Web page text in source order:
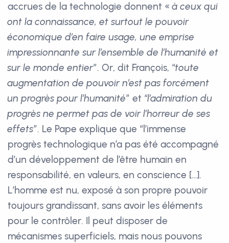
accrues de la technologie donnent «à ceux qui
ont la connaissance, et surtout le pouvoir
économique d’en faire usage, une emprise
impressionnante sur l’ensemble de l’humanité et
sur le monde entier”. Or, dit François, “toute
augmentation de pouvoir n’est pas forcément
un progrès pour l’humanité” et “l’admiration du
progrès ne permet pas de voir l’horreur de ses
effets”. Le Pape explique que “l’immense
progrès technologique n’a pas été accompagné
d’un développement de l’être humain en
responsabilité, en valeurs, en conscience […].
L’homme est nu, exposé à son propre pouvoir
toujours grandissant, sans avoir les éléments
pour le contrôler. Il peut disposer de
mécanismes superficiels, mais nous pouvons